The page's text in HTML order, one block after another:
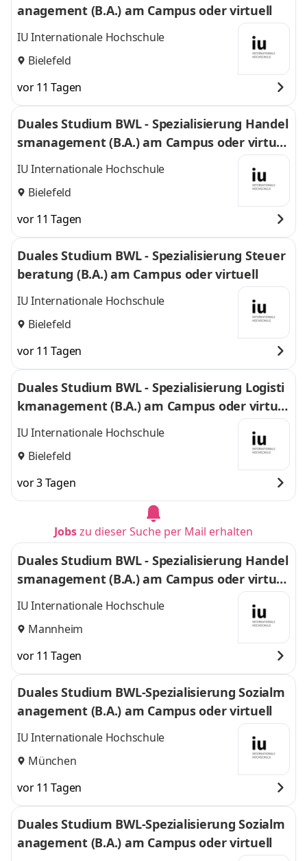
anagement (B.A.) am Campus oder virtuell
IU Internationale Hochschule
Bielefeld
vor 11 Tagen
Duales Studium BWL - Spezialisierung Handel
smanagement (B.A.) am Campus oder virtuel
l
IU Internationale Hochschule
Bielefeld
vor 11 Tagen
Duales Studium BWL - Spezialisierung Steuer
beratung (B.A.) am Campus oder virtuell
IU Internationale Hochschule
Bielefeld
vor 11 Tagen
Duales Studium BWL - Spezialisierung Logisti
kmanagement (B.A.) am Campus oder virtuel
l
IU Internationale Hochschule
Bielefeld
vor 3 Tagen
Jobszu dieser Suche per Mail erhalten
Duales Studium BWL - Spezialisierung Handel
smanagement (B.A.) am Campus oder virtuel
l
IU Internationale Hochschule
Mannheim
vor 11 Tagen
Duales Studium BWL-Spezialisierung Sozialm
anagement (B.A.) am Campus oder virtuell
IU Internationale Hochschule
München
vor 11 Tagen
Duales Studium BWL-Spezialisierung Sozialm
anagement (B.A.) am Campus oder virtuell